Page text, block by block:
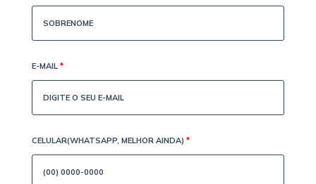
E-MAIL *
CELULAR(WHATSAPP, MELHOR AINDA) *